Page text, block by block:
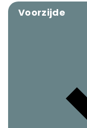
Voorzijde